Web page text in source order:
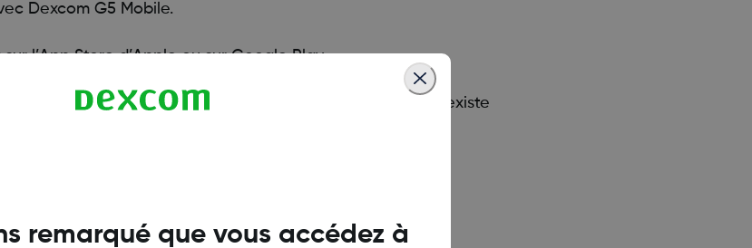
Dexcom G5 Mobile.
l’App Store d’Apple ou sur Google Play.
il n’est pas nécessaire de la télécharger à nouveau si elle existe
l’appli G6 pour qu’ils puissent le suivre à nouveau.
remarqué que vous accédez à